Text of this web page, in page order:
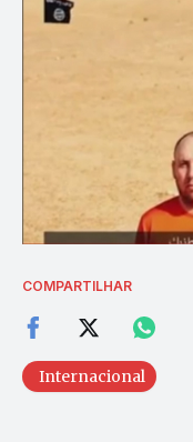
COMPARTILHAR
Internacional